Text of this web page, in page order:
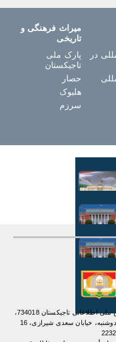
در
میراث فرهنگی و
تاریخی
پارک ملی
تاجیکستان
حصار
هلبوک
سرزم
آژانس ملی اطلاعاتی تاجیکستان 734018،
شهر دوشنبه، خیابان سعدی شیرازی، 16